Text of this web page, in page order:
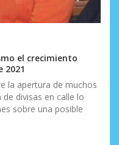
el crecimiento
2021
la apertura de muchos
divisas en calle lo
sobre una posible